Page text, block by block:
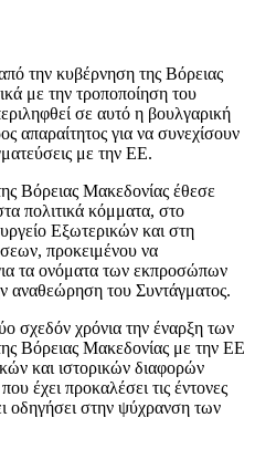
την κυβέρνηση της Βόρειας
με την τροποποίηση του
σε αυτό η βουλγαρική
απαραίτητος για να συνεχίσουν
με την ΕΕ.
Βόρειας Μακεδονίας έθεσε
πολιτικά κόμματα, στο
Εξωτερικών και στη
προκειμένου να
τα ονόματα των εκπροσώπων
αναθεώρηση του Συντάγματος.
σχεδόν χρόνια την έναρξη των
Βόρειας Μακεδονίας με την ΕΕ
και ιστορικών διαφορών
έχει προκαλέσει τις έντονες
οδηγήσει στην ψύχρανση των